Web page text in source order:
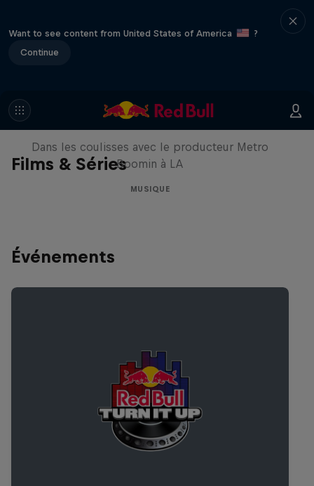
Want to see content from United States of America
?
Continue
Films & Séries
Le Making of Red Bull
Symphonic avec Metro Boomin
Dans les coulisses avec le producteur Metro
Boomin à LA
MUSIQUE
Événements